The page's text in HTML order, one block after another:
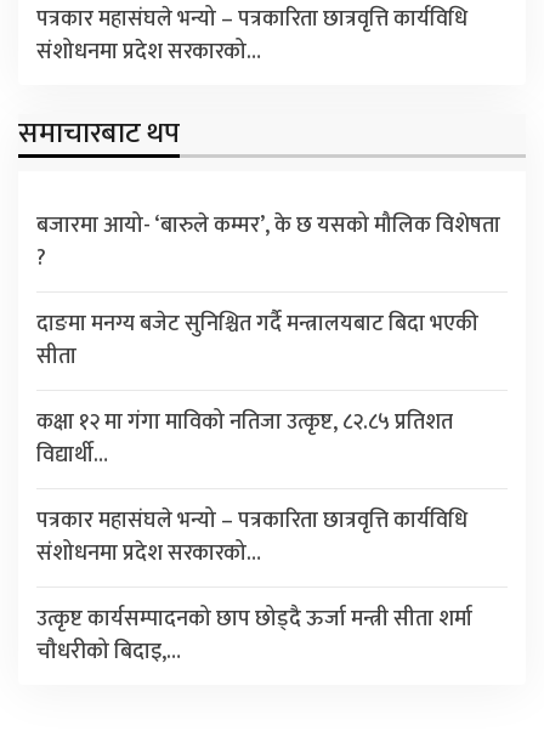
पत्रकार महासंघले भन्यो – पत्रकारिता छात्रवृत्ति कार्यविधि
संशोधनमा प्रदेश सरकारको…
समाचारबाट थप
बजारमा आयो- ‘बारुले कम्मर’, के छ यसको मौलिक विशेषता
?
दाङमा मनग्य बजेट सुनिश्चित गर्दै मन्त्रालयबाट बिदा भएकी
सीता
कक्षा १२ मा गंगा माविको नतिजा उत्कृष्ट, ८२.८५ प्रतिशत
विद्यार्थी…
पत्रकार महासंघले भन्यो – पत्रकारिता छात्रवृत्ति कार्यविधि
संशोधनमा प्रदेश सरकारको…
उत्कृष्ट कार्यसम्पादनको छाप छोड्दै ऊर्जा मन्त्री सीता शर्मा
चौधरीको बिदाइ,…